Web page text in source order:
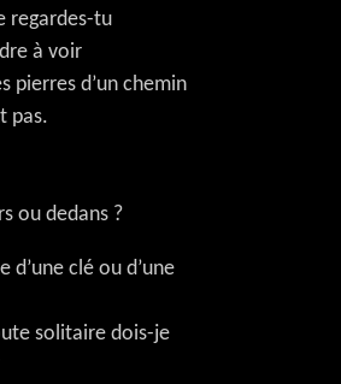
regardes-tu
à voir
pierres d’un chemin
pas.
ou dedans ?
d’une clé ou d’une
solitaire dois-je